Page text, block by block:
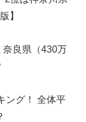
】
奈良県（430万
ング！ 全体平